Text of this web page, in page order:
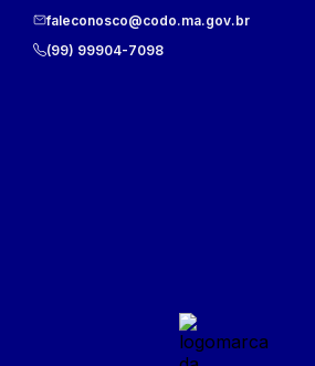
faleconosco@codo.ma.gov.br
(99) 99904-7098